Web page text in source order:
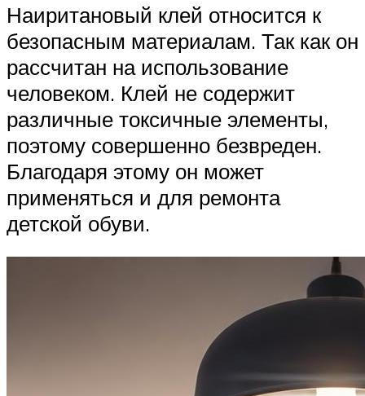
Наиритановый клей относится к
безопасным материалам. Так как он
рассчитан на использование
человеком. Клей не содержит
различные токсичные элементы,
поэтому совершенно безвреден.
Благодаря этому он может
применяться и для ремонта
детской обуви.